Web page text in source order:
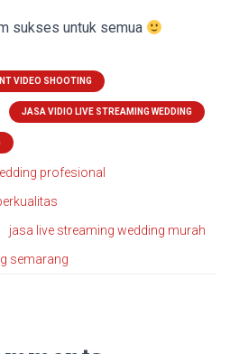
sukses untuk semua
VIDEO SHOOTING
JASA VIDIO LIVE STREAMING WEDDING
profesional
jasa live streaming wedding murah
semarang